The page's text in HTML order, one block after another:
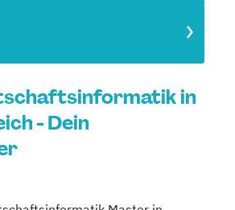
in
- Dein